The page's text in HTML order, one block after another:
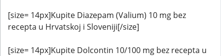
[size= 14px]Kupite Diazepam (Valium) 10 mg bez
recepta u Hrvatskoj i Sloveniji[/size]
[size= 14px]Kupite Dolcontin 10/100 mg bez recepta u